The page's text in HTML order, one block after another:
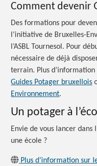
Comment devenir
Des formations pour
l’initiative de Bruxelles-
l’ASBL Tournesol. Pour
nécessaire de déjà
terrain. Plus
Guides Potager bruxellois
Environnement.
Un potager à
Envie de vous lancer dans
uneécole ?
Plus d’information sur